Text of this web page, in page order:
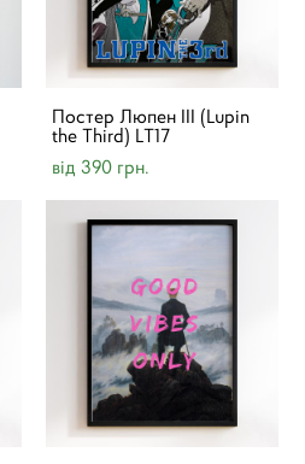
Постер Люпен III (Lupin
the Third) LT17
від 390 грн.